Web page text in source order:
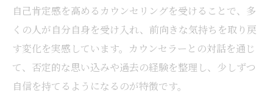
自己肯定感を高めるカウンセリングを受けることで、多
くの人が自分自身を受け入れ、前向きな気持ちを取り戻
す変化を実感しています。カウンセラーとの対話を通じ
て、否定的な思い込みや過去の経験を整理し、少しずつ
自信を持てるようになるのが特徴です。